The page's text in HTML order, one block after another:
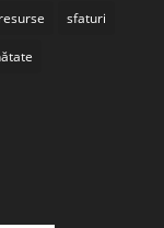
resurse sfaturi